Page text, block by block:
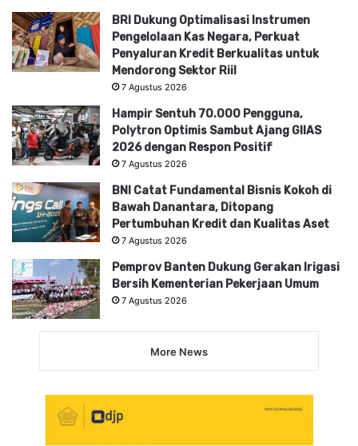
BRI Dukung Optimalisasi Instrumen
Pengelolaan Kas Negara, Perkuat
Penyaluran Kredit Berkualitas untuk
Mendorong Sektor Riil
7 Agustus 2026
Hampir Sentuh 70.000 Pengguna,
Polytron Optimis Sambut Ajang GIIAS
2026 dengan Respon Positif
7 Agustus 2026
BNI Catat Fundamental Bisnis Kokoh di
Bawah Danantara, Ditopang
Pertumbuhan Kredit dan Kualitas Aset
7 Agustus 2026
Pemprov Banten Dukung Gerakan Irigasi
Bersih Kementerian Pekerjaan Umum
7 Agustus 2026
More News